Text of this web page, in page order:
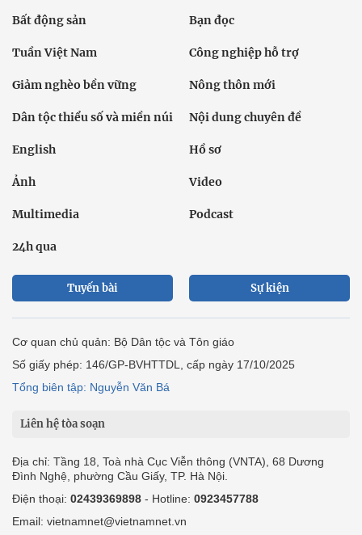
Bất động sản Bạn đọc
Tuần Việt Nam Công nghiệp hỗ trợ
Giảm nghèo bền vững Nông thôn mới
Dân tộc thiểu số và miền núi Nội dung chuyên đề
English Hồ sơ
Ảnh Video
Multimedia Podcast
24h qua
Tuyến bài Sự kiện
Cơ quan chủ quản: Bộ Dân tộc và Tôn giáo
Số giấy phép: 146/GP-BVHTTDL, cấp ngày 17/10/2025
Tổng biên tập: Nguyễn Văn Bá
Liên hệ tòa soạn
Địa chỉ: Tầng 18, Toà nhà Cục Viễn thông (VNTA), 68 Dương
Đình Nghệ, phường Cầu Giấy, TP. Hà Nội.
Điện thoại: 02439369898 - Hotline: 0923457788
Email: vietnamnet@vietnamnet.vn